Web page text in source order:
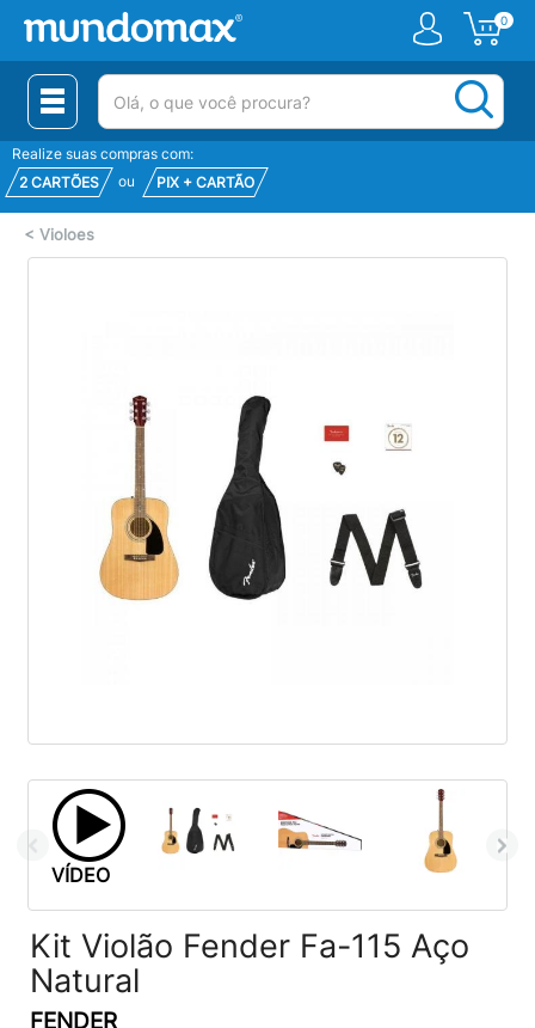
0
(pesquisar)
Realize suas compras com:
2 CARTÕES
ou PIX + CARTÃO
< Violoes
VÍDEO
Kit Violão Fender Fa-115 Aço
Natural
FENDER